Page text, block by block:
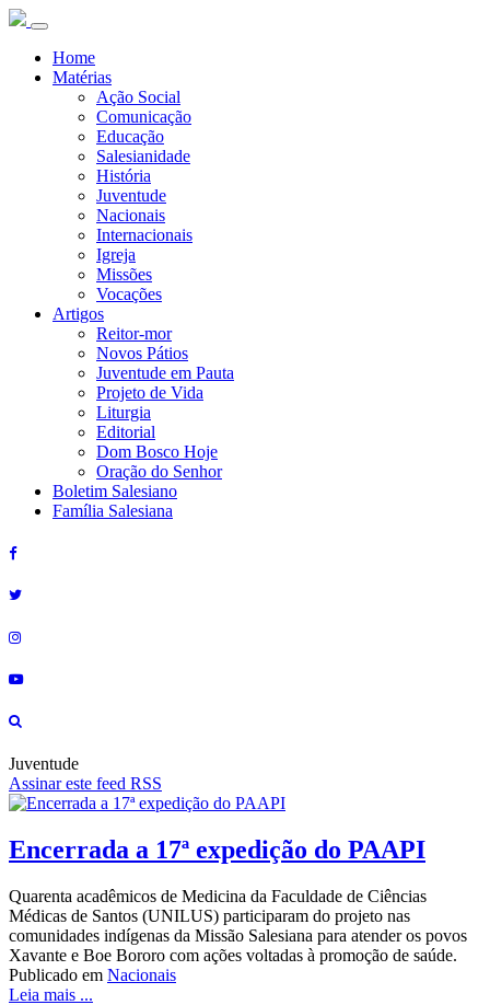
Home
Matérias
Ação Social
Comunicação
Educação
Salesianidade
História
Juventude
Nacionais
Internacionais
Igreja
Missões
Vocações
Artigos
Reitor-mor
Novos Pátios
Juventude em Pauta
Projeto de Vida
Liturgia
Editorial
Dom Bosco Hoje
Oração do Senhor
Boletim Salesiano
Família Salesiana
Juventude
Assinar este feed RSS
Encerrada a 17ª expedição do PAAPI
Quarenta acadêmicos de Medicina da Faculdade de Ciências
Médicas de Santos (UNILUS) participaram do projeto nas
comunidades indígenas da Missão Salesiana para atender os povos
Xavante e Boe Bororo com ações voltadas à promoção de saúde.
Publicado em Nacionais
Leia mais ...